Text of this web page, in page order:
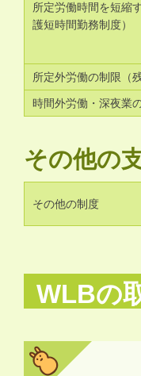
所定労働時間を短縮
護短時間勤務制度）
所定外労働の制限（
時間外労働・深夜業
その他の
その他の制度
WLBの